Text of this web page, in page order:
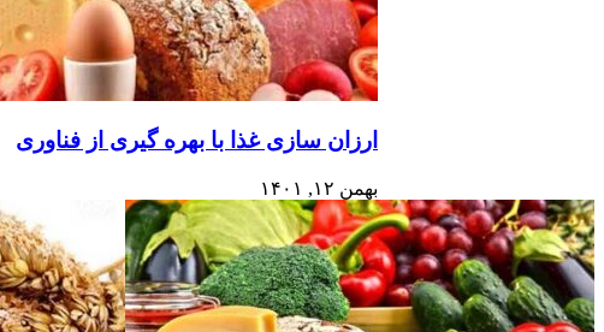
ارزان سازی غذا با بهره گیری از فناوری
بهمن ۱۲, ۱۴۰۱